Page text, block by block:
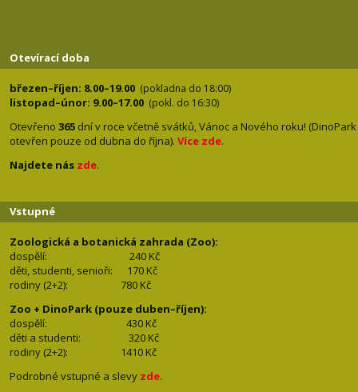
Otevírací doba
březen–říjen: 8.00–19.00 (pokladna do 18:00)
listopad–únor: 9.00–17.00 (pokl. do 16:30)
Otevřeno 365 dní v roce včetně svátků, Vánoc a Nového roku! (DinoPark
otevřen pouze od dubna do října). Více zde.
Najdete nás zde.
Vstupné
Zoologická a botanická zahrada (Zoo):
dospělí:
240 Kč
děti, studenti, senioři: 170 Kč
rodiny (2+2): 780 Kč
Zoo + DinoPark (pouze duben–říjen):
dospělí: 430 Kč
děti a studenti: 320 Kč
rodiny (2+2): 1410 Kč
Podrobné vstupné a slevy zde.